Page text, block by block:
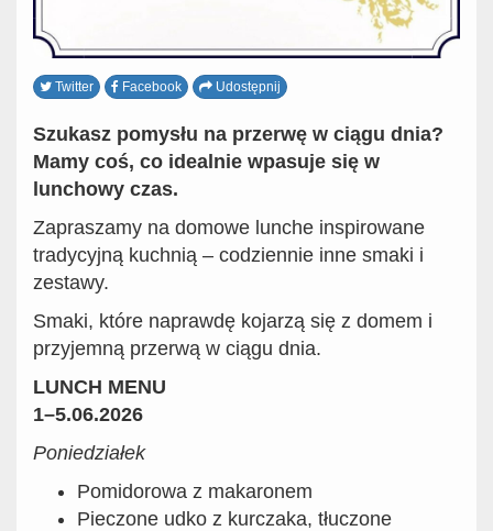
Twitter Facebook Udostępnij
Szukasz pomysłu na przerwę w ciągu dnia?
Mamy coś, co idealnie wpasuje się w
lunchowy czas.
Zapraszamy na domowe lunche inspirowane
tradycyjną kuchnią – codziennie inne smaki i
zestawy.
Smaki, które naprawdę kojarzą się z domem i
przyjemną przerwą w ciągu dnia.
LUNCH MENU
1–5.06.2026
Poniedziałek
Pomidorowa z makaronem
Pieczone udko z kurczaka, tłuczone